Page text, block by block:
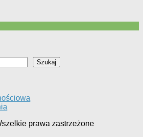
Szukaj
prawa zastrzeżone